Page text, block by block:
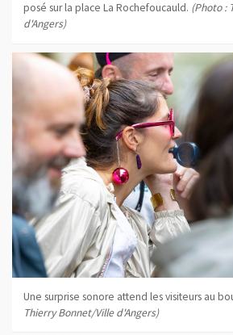
posé sur la place La Rochefoucauld. (Photo :
d'Angers)
Une surprise sonore attend les visiteurs au
Thierry Bonnet/Ville d'Angers)